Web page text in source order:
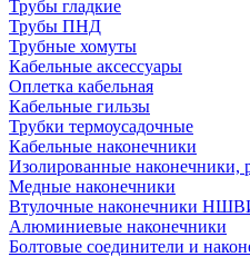
Трубы гладкие
Трубы ПНД
Трубные хомуты
Кабельные аксессуары
Оплетка кабельная
Кабельные гильзы
Трубки термоусадочные
Кабельные наконечники
Изолированные наконечники,
Медные наконечники
Втулочные наконечники
Алюминиевые наконечники
Болтовые соединители и